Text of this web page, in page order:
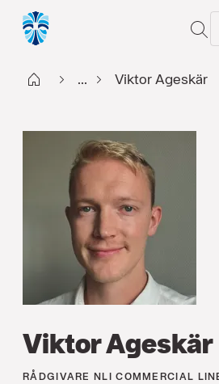
Start ... Viktor Ageskär
Viktor Ageskär
RÅDGIVARE NLI COMMERCIAL